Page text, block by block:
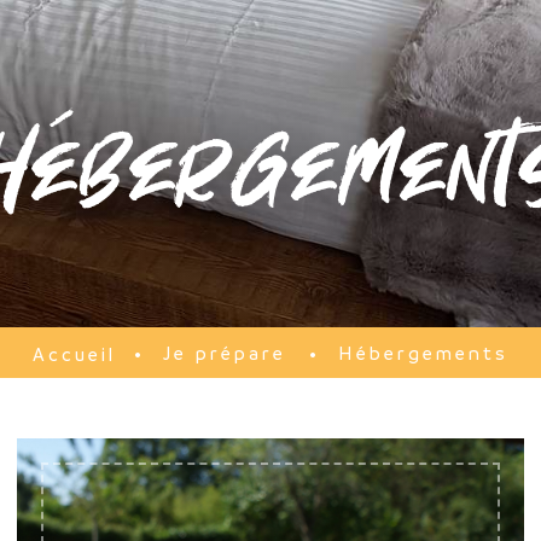
Accueil Je prépare Hébergements